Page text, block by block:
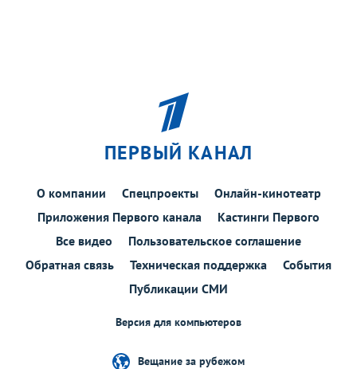
ПЕРВЫЙ КАНАЛ
О компании Спецпроекты
Онлайн-кинотеатр
Приложения Первого канала
Кастинги Первого
Все видео
Пользовательское соглашение
Обратная связь
Техническая поддержка
События
Публикации СМИ
Версия для компьютеров
Вещание за рубежом